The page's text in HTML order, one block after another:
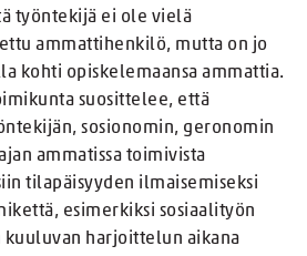
työntekijä ei ole vielä
ammattihenkilö, mutta on jo
kohti opiskelemaansa ammattia.
suosittelee, että
sosionomin, geronomin
ammatissa toimivista
tilapäisyyden ilmaisemiseksi
esimerkiksi sosiaalityön
harjoittelun aikana